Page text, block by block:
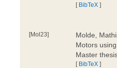
[ BibTeX ]
[Mol23]
Molde,
Motors
Master
[ BibTeX ]